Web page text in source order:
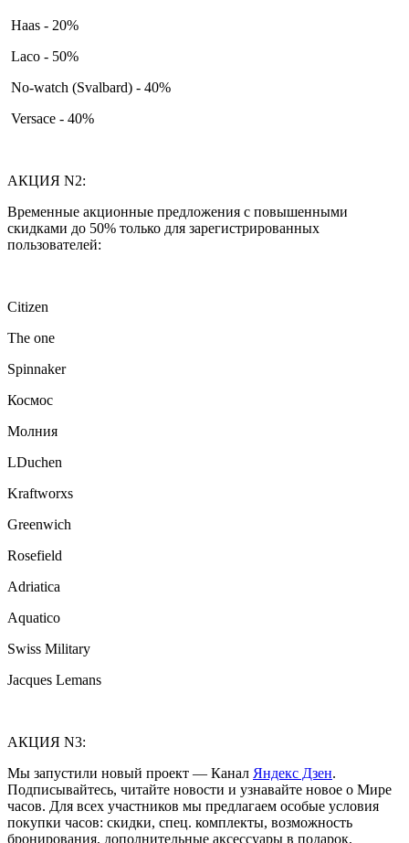
Haas - 20%
Laco - 50%
No-watch (Svalbard) - 40%
Versace - 40%
АКЦИЯ N2:
Временные акционные предложения с повышенными
скидками до 50% только для зарегистрированных
пользователей:
Citizen
The one
Spinnaker
Космос
Молния
LDuchen
Kraftworxs
Greenwich
Rosefield
Adriatica
Aquatico
Swiss Military
Jacques Lemans
АКЦИЯ N3:
Мы запустили новый проект — Канал Яндекс Дзен.
Подписывайтесь, читайте новости и узнавайте новое о Мире
часов. Для всех участников мы предлагаем особые условия
покупки часов: скидки, спец. комплекты, возможность
бронирования, дополнительные аксессуары в подарок,